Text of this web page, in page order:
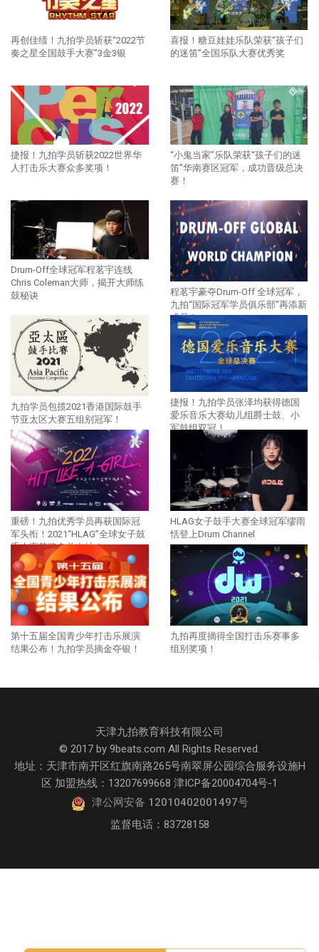
再创佳绩！九拍学员斩获“2022节
奏之星全国鼓手大赛”3金3银
喜报！糖豆娃娃乐队荣获“孩子们
的迷笛”全国乐队大赛优秀奖
捷报！九拍学员斩获2022世界华
人打击乐大赛众多奖项！
“小鬼当家”乐队荣获“孩子们的迷
笛”华南赛区冠军，成功晋级总决
赛！
Drum-Off全球冠军程茗宇连线
Chris Coleman大师，揭开大师练
鼓秘诀
程茗宇豪夺Drum-Off 全球冠军，
九拍“国际冠军学员俱乐部”再添新
成员！
九拍学员包揽2021香港国际鼓手
节亚太区大赛五组别冠军！
捷报！九拍学员张泽均获得德国
爱乐音乐大赛幼儿组爵士鼓、小
军鼓组双冠！
重磅！九拍优秀学员再获国际冠
军头衔！2021“HLAG”全球女子鼓
手大赛获奖名单出炉！
HLAG女子鼓手大赛全球冠军缪雨
恬登上Drum Channel
第十五届全国青少年打击乐展演
结果公布！九拍学员摘金夺银！
九拍再度摘得全国打击乐赛事多
组别奖项！
天津九拍教育科技有限公司
© 2017 by 9beats.com All Rights Reserved.
地址：天津市南开区红旗南路265号南翠屏公园综合服务设施H
区 加盟热线：13207699668 津ICP备20004704号-1
津公网安备 12010402001497号
监督电话：83728158